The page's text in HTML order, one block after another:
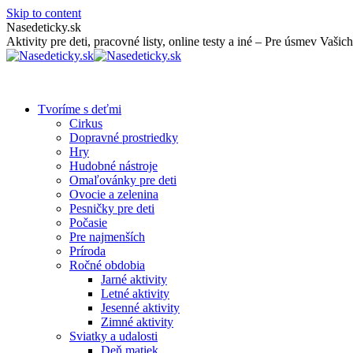
Skip to content
Nasedeticky.sk
Aktivity pre deti, pracovné listy, online testy a iné – Pre úsmev
Tvoríme s deťmi
Cirkus
Dopravné prostriedky
Hry
Hudobné nástroje
Omaľovánky pre deti
Ovocie a zelenina
Pesničky pre deti
Počasie
Pre najmenších
Príroda
Ročné obdobia
Jarné aktivity
Letné aktivity
Jesenné aktivity
Zimné aktivity
Sviatky a udalosti
Deň matiek